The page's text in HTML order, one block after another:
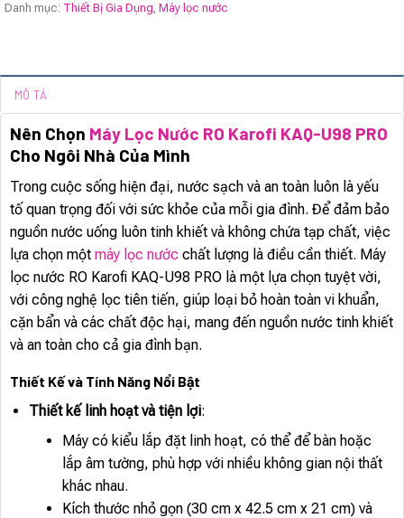
Danh mục: Thiết Bị Gia Dụng, Máy lọc nước
MÔ TẢ
Nên Chọn Máy Lọc Nước RO Karofi KAQ-U98 PRO
Cho Ngôi Nhà Của Mình
Trong cuộc sống hiện đại, nước sạch và an toàn luôn là yếu
tố quan trọng đối với sức khỏe của mỗi gia đình. Để đảm bảo
nguồn nước uống luôn tinh khiết và không chứa tạp chất, việc
lựa chọn một máy lọc nước chất lượng là điều cần thiết. Máy
lọc nước RO Karofi KAQ-U98 PRO là một lựa chọn tuyệt vời,
với công nghệ lọc tiên tiến, giúp loại bỏ hoàn toàn vi khuẩn,
cặn bẩn và các chất độc hại, mang đến nguồn nước tinh khiết
và an toàn cho cả gia đình bạn.
Thiết Kế và Tính Năng Nổi Bật
Thiết kế linh hoạt và tiện lợi:
Máy có kiểu lắp đặt linh hoạt, có thể để bàn hoặc
lắp âm tường, phù hợp với nhiều không gian nội thất
khác nhau.
Kích thước nhỏ gọn (30 cm x 42.5 cm x 21 cm) và